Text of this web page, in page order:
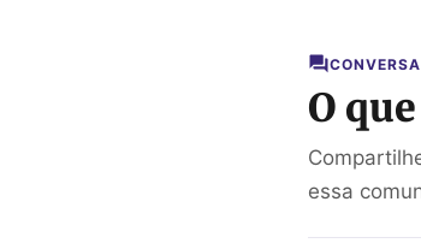
CONVERSA
O
essa